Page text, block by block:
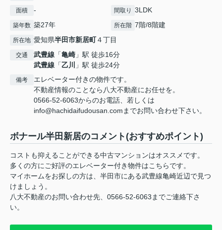
面積 - 間取り 3LDK
築年数 築27年 所在階 7階/8階建
所在地 愛知県半田市新居町４丁目
交通 武豊線 「亀崎 」駅 徒歩16分
武豊線 「乙川 」駅 徒歩24分
備考
エレベーター付きの物件です。
不動産情報のことなら八大不動産にお任せを。
0566-52-6063からのお電話、若しくは
info@hachidaifudousan.comまでお問い合わせ下さい。
ボナール半田新居のコメント(おすすめポイント)
コストも抑えることができる中古マンションはオススメです。
多くの方にご好評のエレベーター付き物件はこちらです。
マイホームをお探しの方は、半田市にある武豊線亀崎近辺で見つ
けましょう。
八大不動産のお問い合わせ先、0566-52-6063までご連絡下さ
い。